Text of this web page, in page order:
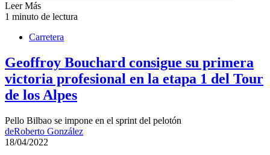
Leer Más
1 minuto de lectura
Carretera
Geoffroy Bouchard consigue su primera
victoria profesional en la etapa 1 del Tour
de los Alpes
Pello Bilbao se impone en el sprint del pelotón
deRoberto González
18/04/2022